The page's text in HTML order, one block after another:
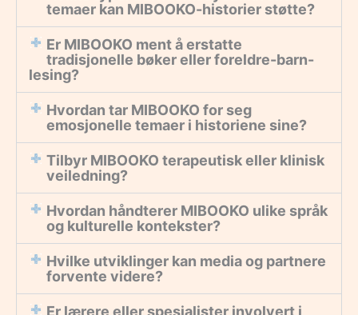
temaer kan MIBOOKO-historier støtte?
Er MIBOOKO ment å erstatte
tradisjonelle bøker eller foreldre-barn-
lesing?
Hvordan tar MIBOOKO for seg
emosjonelle temaer i historiene sine?
Tilbyr MIBOOKO terapeutisk eller klinisk
veiledning?
Hvordan håndterer MIBOOKO ulike språk
og kulturelle kontekster?
Hvilke utviklinger kan media og partnere
forvente videre?
Er lærere eller spesialister involvert i